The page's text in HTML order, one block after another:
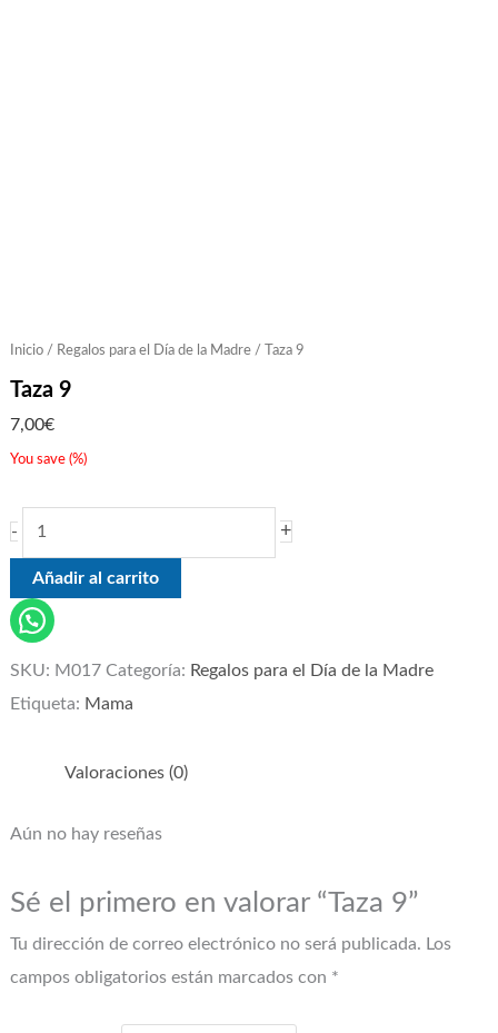
Inicio/ Regalos para el Día de la Madre/ Taza 9
Taza 9
7,00€
You save (%)
- +
Añadir al carrito
SKU: M017 Categoría: Regalos para el Día de la Madre
Etiqueta: Mama
Valoraciones (0)
Aún no hay reseñas
Sé el primero en valorar “Taza 9”
Tu dirección de correo electrónico no será publicada. Los
campos obligatorios están marcados con *